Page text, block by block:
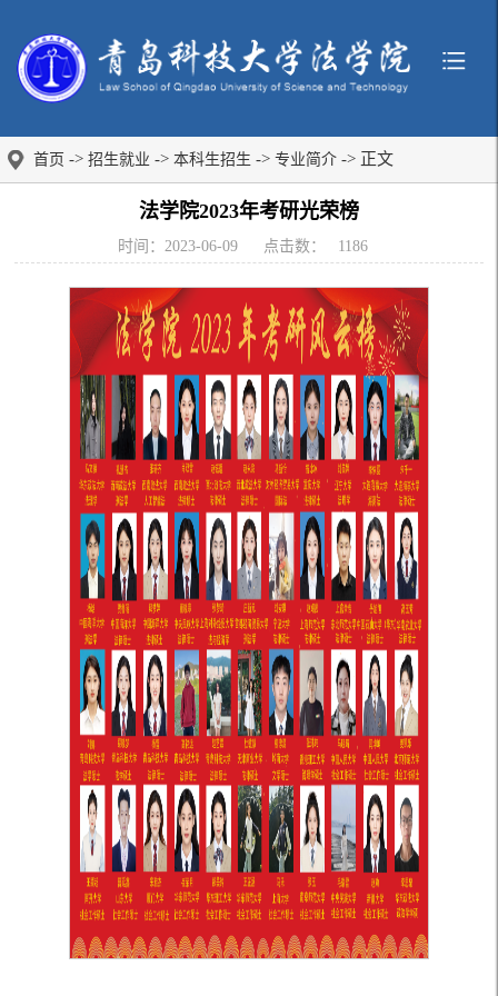
首页 -> 招生就业 -> 本科生招生 -> 专业简介 -> 正文
法学院2023年考研光荣榜
时间：2023-06-09 点击数： 1186